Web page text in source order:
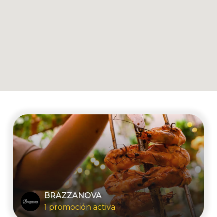
BRAZZANOVA
1 promoción activa